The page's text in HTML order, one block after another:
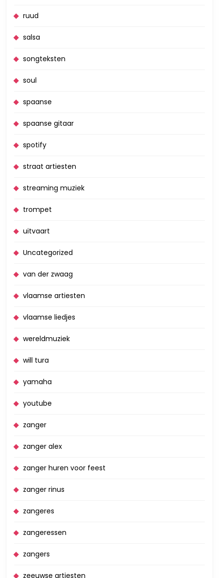
ruud
salsa
songteksten
soul
spaanse
spaanse gitaar
spotify
straat artiesten
streaming muziek
trompet
uitvaart
Uncategorized
van der zwaag
vlaamse artiesten
vlaamse liedjes
wereldmuziek
will tura
yamaha
youtube
zanger
zanger alex
zanger huren voor feest
zanger rinus
zangeres
zangeressen
zangers
zeeuwse artiesten